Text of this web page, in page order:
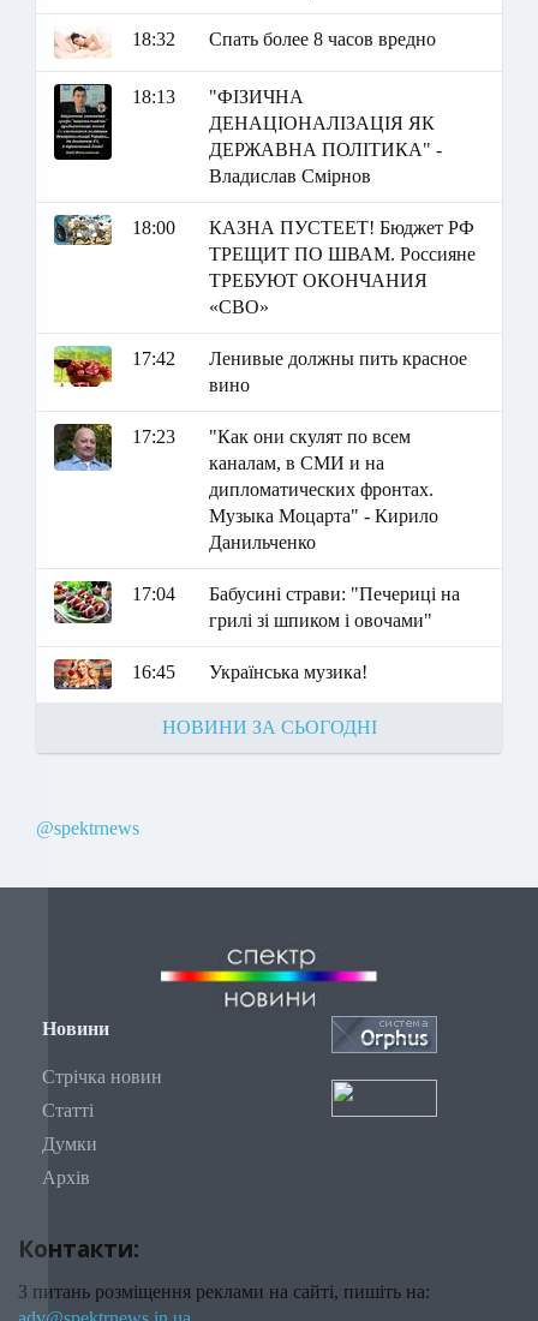
18:32 Спать более 8 часов вредно
18:13
"ФІЗИЧНА
ДЕНАЦІОНАЛІЗАЦІЯ ЯК
ДЕРЖАВНА ПОЛІТИКА" -
Владислав Смірнов
18:00
КАЗНА ПУСТЕЕТ! Бюджет РФ
ТРЕЩИТ ПО ШВАМ. Россияне
ТРЕБУЮТ ОКОНЧАНИЯ
«СВО»
17:42
Ленивые должны пить красное
вино
17:23
"Как они скулят по всем
каналам, в СМИ и на
дипломатических фронтах.
Музыка Моцарта" - Кирило
Данильченко
17:04
Бабусині страви: "Печериці на
грилі зі шпиком і овочами"
16:45 Українська музика!
НОВИНИ ЗА СЬОГОДНІ
@spektrnews
Новини
Стрічка новин
Статті
Думки
Архів
Контакти:
З питань розміщення реклами на сайті, пишіть на: